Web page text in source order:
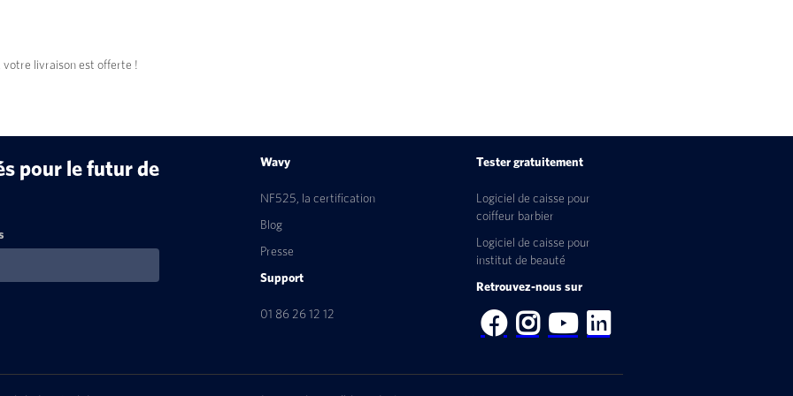
votre livraison est offerte !
pour le futur de
Wavy
NF525, la certification
Blog
Presse
Support
01 86 26 12 12
Tester gratuitement
Logiciel de caisse pour
coiffeur barbier
Logiciel de caisse pour
institut de beauté
Retrouvez-nous sur
   